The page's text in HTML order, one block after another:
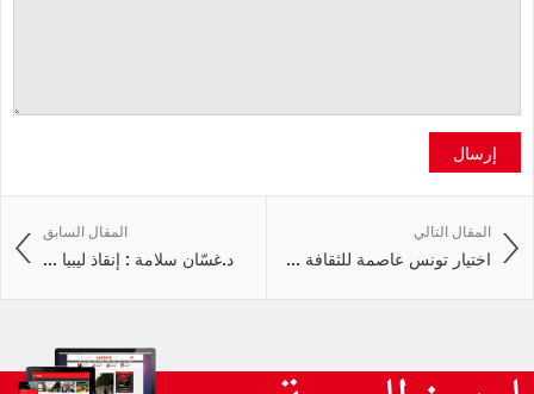
إرسال
المقال السابق
د.غسّان سلامة : إنقاذ ليبيا ...
المقال التالي
اختيار تونس عاصمة للثقافة ...